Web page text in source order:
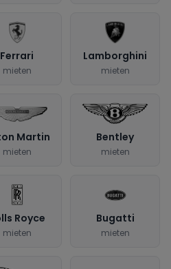
Ferrari
mieten
Lamborghini
mieten
Martin
mieten
Bentley
mieten
Royce
mieten
Bugatti
mieten